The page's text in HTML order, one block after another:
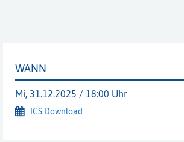
WANN
Mi, 31.12.2025 / 18:00 Uhr
ICS Download